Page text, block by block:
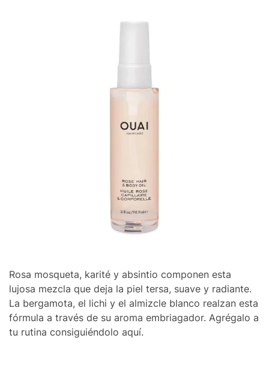
Rosa mosqueta, karité y absintio componen esta
lujosa mezcla que deja la piel tersa, suave y radiante.
La bergamota, el lichi y el almizcle blanco realzan esta
fórmula a través de su aroma embriagador. Agrégalo a
tu rutina consiguiéndolo aquí.